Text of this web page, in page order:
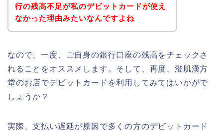
行の残高不足が私のデビットカードが使え
なかった理由みたいなんですよね
なので、一度、ご自身の銀行口座の残高をチェックさ
れることをオススメします。そして、再度、澄肌漢方
堂のお店でデビットカードを利用してみてはいかがで
しょうか？
実際、支払い遅延が原因で多くの方のデビットカード